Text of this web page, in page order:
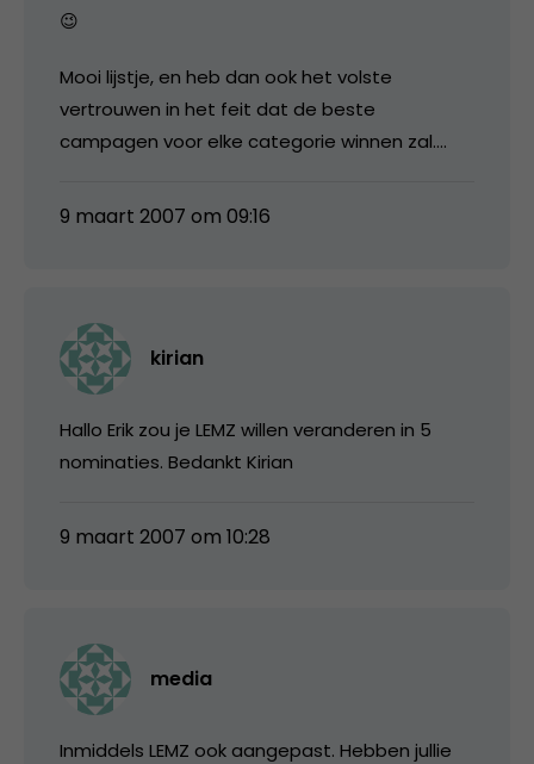
😉
Mooi lijstje, en heb dan ook het volste
vertrouwen in het feit dat de beste
campagen voor elke categorie winnen zal….
9 maart 2007 om 09:16
kirian
Hallo Erik zou je LEMZ willen veranderen in 5
nominaties. Bedankt Kirian
9 maart 2007 om 10:28
media
Inmiddels LEMZ ook aangepast. Hebben jullie